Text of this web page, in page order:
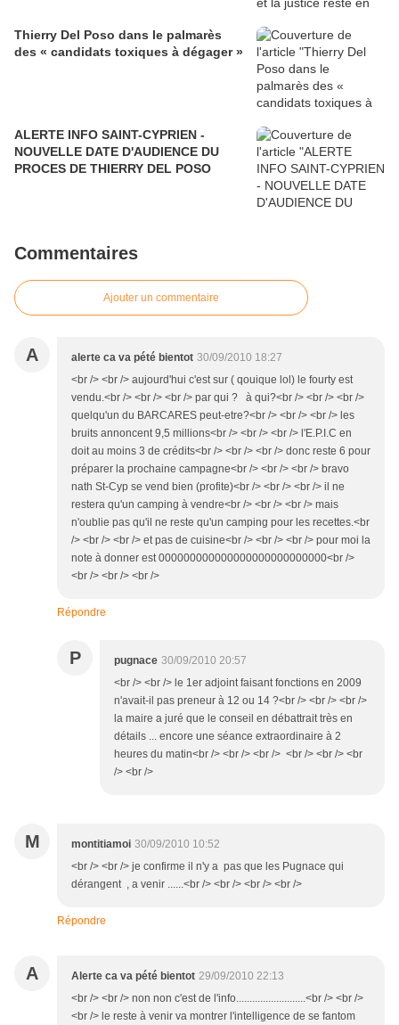
Thierry Del Poso dans le palmarès
des « candidats toxiques à dégager »
ALERTE INFO SAINT-CYPRIEN -
NOUVELLE DATE D'AUDIENCE DU
PROCES DE THIERRY DEL POSO
Commentaires
Ajouter un commentaire
A alerte ca va pété bientot 30/09/2010 18:27
<br /> <br /> aujourd'hui c'est sur ( qouique lol) le fourty est
vendu.<br /> <br /> <br /> par qui ? à qui?<br /> <br /> <br />
quelqu'un du BARCARES peut-etre?<br /> <br /> <br /> les
bruits annoncent 9,5 millions<br /> <br /> <br /> l'E.P.I.C en
doit au moins 3 de crédits<br /> <br /> <br /> donc reste 6 pour
préparer la prochaine campagne<br /> <br /> <br /> bravo
nath St-Cyp se vend bien (profite)<br /> <br /> <br /> il ne
restera qu'un camping à vendre<br /> <br /> <br /> mais
n'oublie pas qu'il ne reste qu'un camping pour les recettes.<br
/> <br /> <br /> et pas de cuisine<br /> <br /> <br /> pour moi la
note à donner est 000000000000000000000000000<br />
<br /> <br /> <br />
Répondre
P pugnace 30/09/2010 20:57
<br /> <br /> le 1er adjoint faisant fonctions en 2009
n'avait-il pas preneur à 12 ou 14 ?<br /> <br /> <br />
la maire a juré que le conseil en débattrait très en
détails ... encore une séance extraordinaire à 2
heures du matin<br /> <br /> <br /> <br /> <br /> <br
/> <br />
M montitiamoi 30/09/2010 10:52
<br /> <br /> je confirme il n'y a pas que les Pugnace qui
dérangent , a venir ......<br /> <br /> <br /> <br />
Répondre
A Alerte ca va pété bientot 29/09/2010 22:13
<br /> <br /> non non c'est de l'info..........................<br /> <br />
<br /> le reste à venir va montrer l'intelligence de se fantom